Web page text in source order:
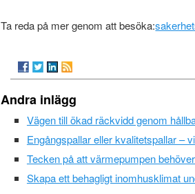
Ta reda på mer genom att besöka:
Andra inlägg
Vägen till ökad räckvidd genom
Engångspallar eller kvalitetspallar –
Tecken på att värmepumpen
Skapa ett behagligt inomhusklimat